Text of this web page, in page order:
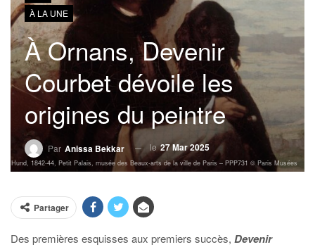
À LA UNE
À Ornans, Devenir
Courbet dévoile les
origines du peintre
Par Anissa Bekkar le27 Mar 2025
Hund, 1842-44, Petit Palais, musée des Beaux-arts de la ville de Paris – PPP731 © Paris Musées
Partager
Des premières esquisses aux premiers succès, Devenir